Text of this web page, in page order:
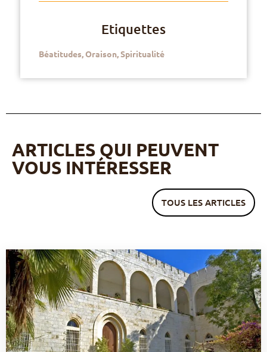
Etiquettes
Béatitudes Oraison Spiritualité
ARTICLES QUI PEUVENT
VOUS INTÉRESSER
TOUS LES ARTICLES